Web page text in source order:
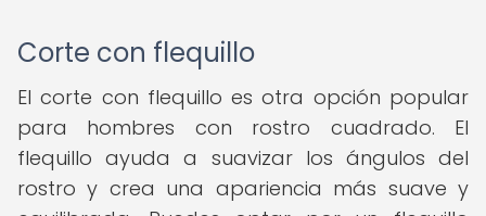
Corte con flequillo
El corte con flequillo es otra opción popular
para hombres con rostro cuadrado. El
flequillo ayuda a suavizar los ángulos del
rostro y crea una apariencia más suave y